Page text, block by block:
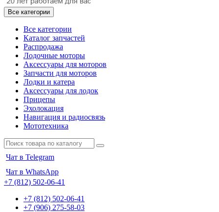
Все категории
Все категории
Каталог запчастей
Распродажа
Лодочные моторы
Аксессуары для моторов
Запчасти для моторов
Лодки и катера
Аксессуары для лодок
Прицепы
Эхолокация
Навигация и радиосвязь
Мототехника
Чат в Telegram
Чат в WhatsApp
+7 (812) 502-06-41
+7 (812) 502-06-41
+7 (906) 275-58-03